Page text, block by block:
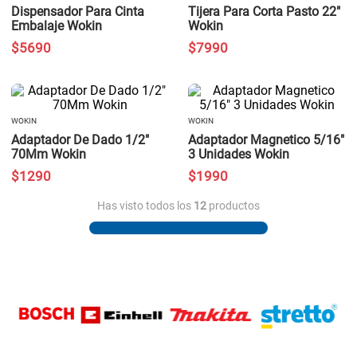
Dispensador Para Cinta
Embalaje Wokin
$5690
Tijera Para Corta Pasto 22"
Wokin
$7990
WOKIN
Adaptador De Dado 1/2"
70Mm Wokin
$1290
WOKIN
Adaptador Magnetico 5/16"
3 Unidades Wokin
$1990
Has visto todos los 12 productos